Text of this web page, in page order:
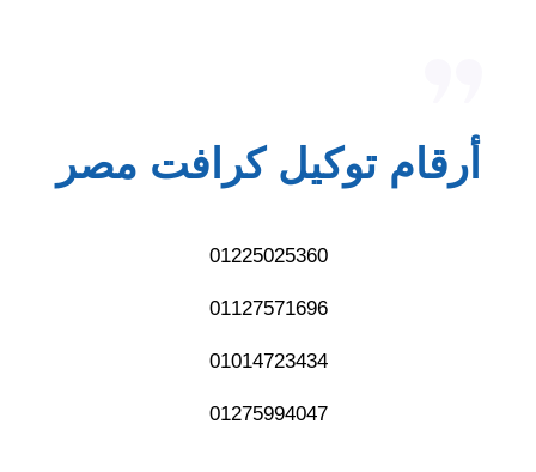
أرقام توكيل كرافت مصر
01225025360
01127571696
01014723434
01275994047